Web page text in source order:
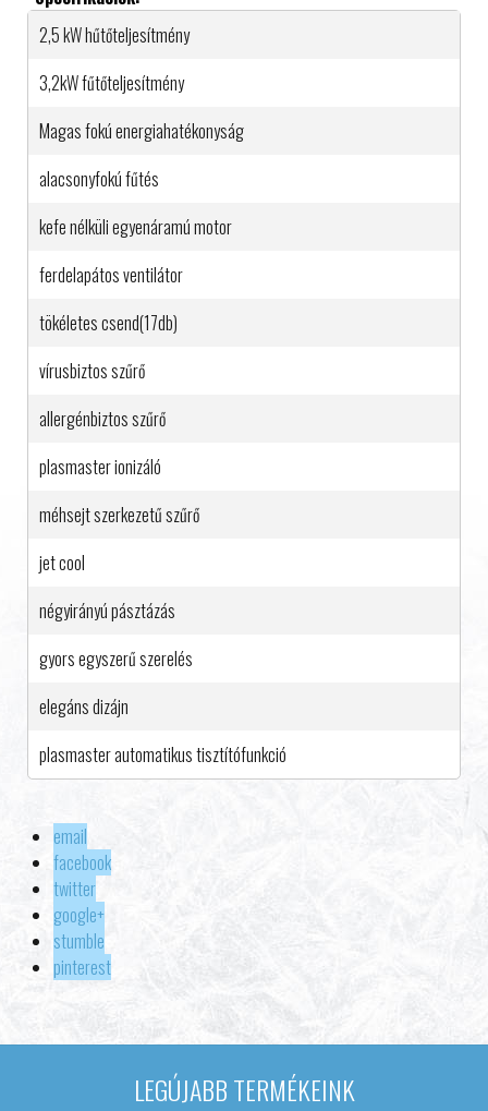
2,5 kW hűtőteljesítmény
3,2kW fűtőteljesítmény
Magas fokú energiahatékonyság
alacsonyfokú fűtés
kefe nélküli egyenáramú motor
ferdelapátos ventilátor
tökéletes csend(17db)
vírusbiztos szűrő
allergénbiztos szűrő
plasmaster ionizáló
méhsejt szerkezetű szűrő
jet cool
négyirányú pásztázás
gyors egyszerű szerelés
elegáns dizájn
plasmaster automatikus tisztítófunkció
email
facebook
twitter
google+
stumble
pinterest
LEGÚJABB TERMÉKEINK